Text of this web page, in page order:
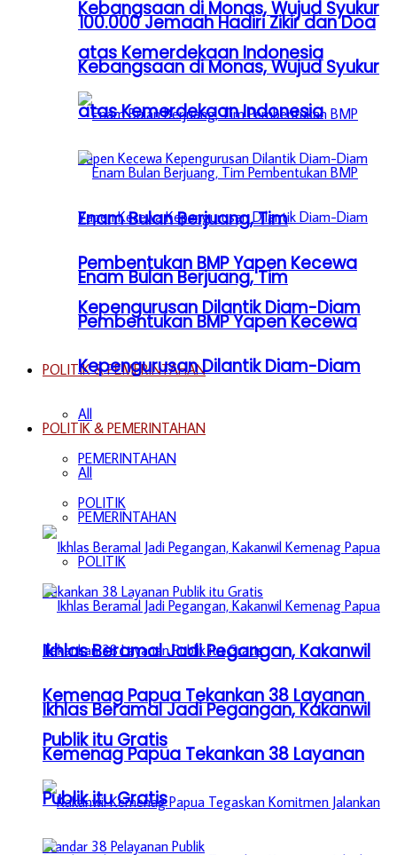
Kebangsaan di Monas, Wujud Syukur
atas Kemerdekaan Indonesia
Enam Bulan Berjuang, Tim
Pembentukan BMP Yapen Kecewa
Kepengurusan Dilantik Diam-Diam
POLITIK & PEMERINTAHAN
All
PEMERINTAHAN
POLITIK
Ikhlas Beramal Jadi Pegangan, Kakanwil
Kemenag Papua Tekankan 38 Layanan
Publik itu Gratis
100.000 Jemaah Hadiri Zikir dan Doa
Kebangsaan di Monas, Wujud Syukur
atas Kemerdekaan Indonesia
Enam Bulan Berjuang, Tim
Pembentukan BMP Yapen Kecewa
Kepengurusan Dilantik Diam-Diam
POLITIK & PEMERINTAHAN
All
PEMERINTAHAN
POLITIK
Ikhlas Beramal Jadi Pegangan, Kakanwil
Kemenag Papua Tekankan 38 Layanan
Publik itu Gratis